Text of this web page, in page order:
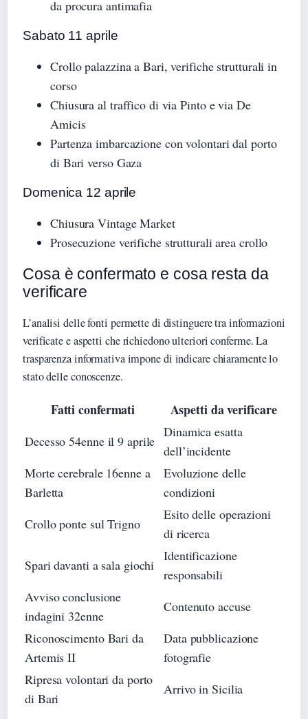
da procura antimafia
Sabato 11 aprile
Crollo palazzina a Bari, verifiche strutturali in
corso
Chiusura al traffico di via Pinto e via De
Amicis
Partenza imbarcazione con volontari dal porto
di Bari verso Gaza
Domenica 12 aprile
Chiusura Vintage Market
Prosecuzione verifiche strutturali area crollo
Cosa è confermato e cosa resta da
verificare
L’analisi delle fonti permette di distinguere tra informazioni
verificate e aspetti che richiedono ulteriori conferme. La
trasparenza informativa impone di indicare chiaramente lo
stato delle conoscenze.
Fatti confermati Aspetti da verificare
Decesso 54enne il 9 aprile
Dinamica esatta
dell’incidente
Morte cerebrale 16enne a
Barletta
Evoluzione delle
condizioni
Crollo ponte sul Trigno
Esito delle operazioni
di ricerca
Spari davanti a sala giochi
Identificazione
responsabili
Avviso conclusione
indagini 32enne
Contenuto accuse
Riconoscimento Bari da
Artemis II
Data pubblicazione
fotografie
Ripresa volontari da porto
di Bari
Arrivo in Sicilia